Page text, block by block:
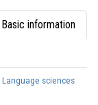
Basic information
Language sciences